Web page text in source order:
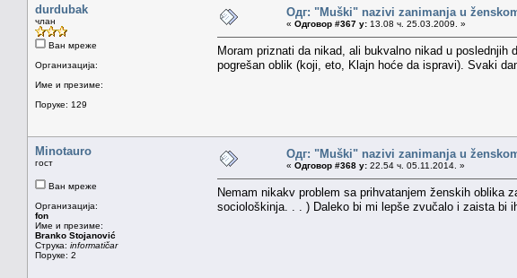
durdubak
члан
Ван мреже
Организација:
Име и презиме:
Поруке: 129
Одг: "Muški" nazivi zanimanja u
« Одговор #367 у: 13.08 ч. 25.03.2009. »
Moram priznati da nikad, ali bukvalno nikad u
pogrešan oblik (koji, eto, Klajn hoće da ispravi). Svaki
Minotauro
гост
Ван мреже
Организација:
fon
Име и презиме:
Branko Stojanović
Струка: informatičar
Поруке: 2
Одг: "Muški" nazivi zanimanja u
« Одговор #368 у: 22.54 ч. 05.11.2014. »
Nemam nikakv problem sa prihvatanjem ženskih oblika
sociološkinja. . . ) Daleko bi mi lepše zvučalo i zaista bi